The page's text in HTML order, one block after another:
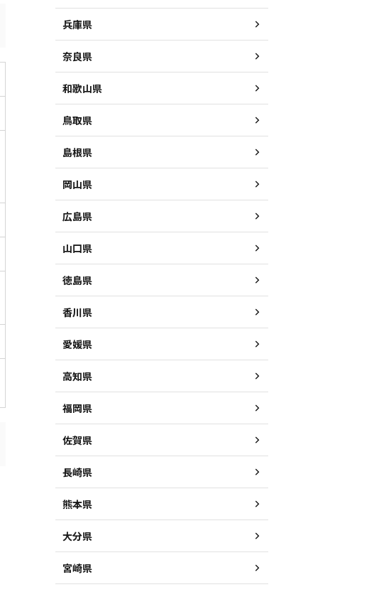
兵庫県
奈良県
和歌山県
鳥取県
島根県
岡山県
広島県
山口県
徳島県
香川県
愛媛県
高知県
福岡県
佐賀県
長崎県
熊本県
大分県
宮崎県